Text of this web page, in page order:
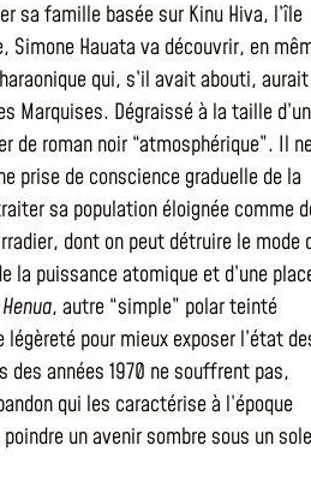
sa famille basée sur Kinu Hiva, l’île
Simone Hauata va découvrir, en
qui, s’il avait abouti, aurait
Marquises. Dégraissé à la taille
de roman noir “atmosphérique”. Il
prise de conscience graduelle de la
sa population éloignée comme
dont on peut détruire le mode
puissance atomique et d’une
Henua, autre “simple” polar teinté
pour mieux exposer l’état
des années 1970 ne souffrent pas,
qui les caractérise à l’époque
un avenir sombre sous un